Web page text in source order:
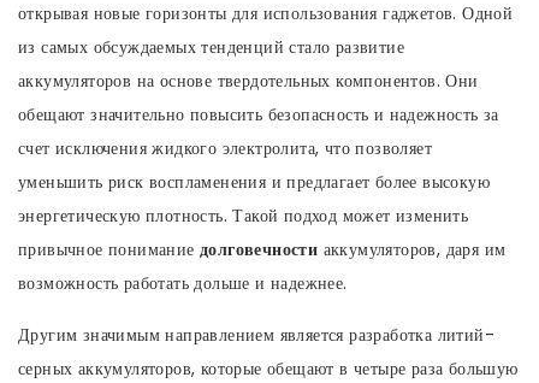
открывая новые горизонты для использования гаджетов. Одной
из самых обсуждаемых тенденций стало развитие
аккумуляторов на основе твердотельных компонентов. Они
обещают значительно повысить безопасность и надежность за
счет исключения жидкого электролита, что позволяет
уменьшить риск воспламенения и предлагает более высокую
энергетическую плотность. Такой подход может изменить
привычное понимание долговечности аккумуляторов, даря им
возможность работать дольше и надежнее.
Другим значимым направлением является разработка литий-
серных аккумуляторов, которые обещают в четыре раза большую